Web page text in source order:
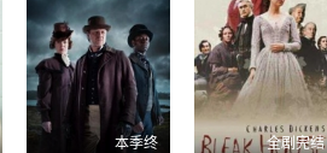
本季终 全剧完结